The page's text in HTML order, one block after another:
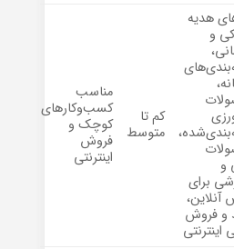
هدیه
و
و
برای
آنلاین،
و فروش
اینترنتی
کم تا
متوسط
مناسب
کسب‌وکارهای
کوچک و
فروش
اینترنتی